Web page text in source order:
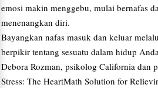
emosi makin menggebu, mulai bernafas
menenangkan diri.
Bayangkan nafas masuk dan keluar
berpikir tentang sesuatu dalam hidup
Debora Rozman, psikolog California dan
Stress: The HeartMath Solution for